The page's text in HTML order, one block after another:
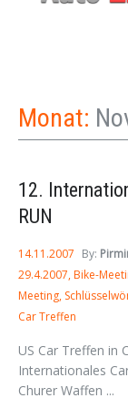
Monat:
12.
RUN
14.11.2007 By:
29.4.2007 Bike-
Meeting
Car Treffen
US Car Treffen in
Internationales
Churer Waffen ...